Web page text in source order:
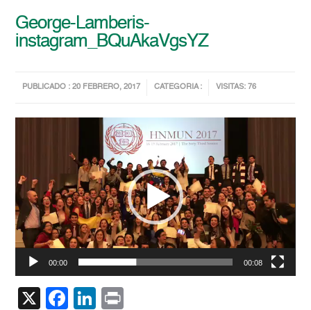
George-Lamberis-
instagram_BQuAkaVgsYZ
PUBLICADO : 20 FEBRERO, 2017 CATEGORIA : VISITAS: 76
00:00 00:08
X Facebook
LinkedIn